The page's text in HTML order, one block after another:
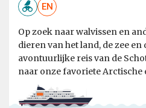
EN
Op zoek naar walvissen en
dieren van het land, de zee en
avontuurlijke reis van de
naar onze favoriete Arctische